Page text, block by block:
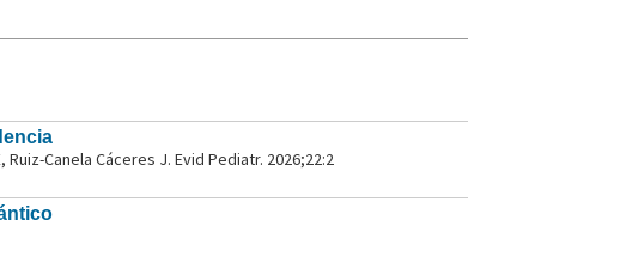
Canela Cáceres J. Evid Pediatr. 2026;22:2